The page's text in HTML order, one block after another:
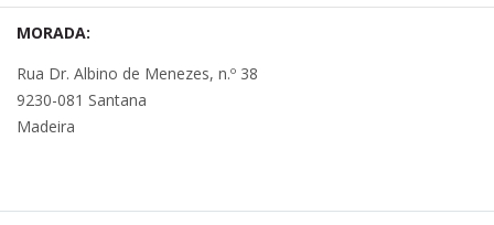
MORADA:
Rua Dr. Albino de Menezes, n.º 38
9230-081 Santana
Madeira